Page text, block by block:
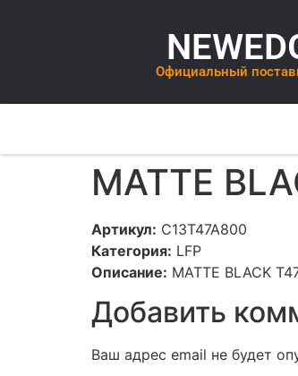
Официальный
MATTE
Артикул: C13T47A800
Категория: LFP
Описание: MATTE BLACK
Добавить
Ваш адрес email не будет